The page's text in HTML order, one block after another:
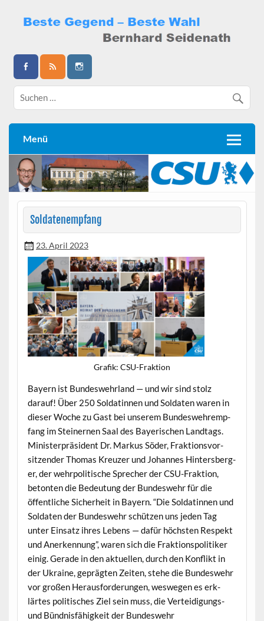
content
Bernhard Seidenath
Menü
Soldatenempfang
23. April 2023
Grafik: CSU-Frak­tion
Bay­ern ist Bun­deswehrland — und wir sind stolz
darauf! Über 250 Sol­datin­nen und Sol­dat­en waren in
dieser Woche zu Gast bei unserem Bun­deswehremp­
fang im Stein­er­nen Saal des Bay­erischen Land­tags.
Min­is­ter­präsi­dent Dr. Markus Söder, Frak­tionsvor­
sitzen­der Thomas Kreuzer und Johannes Hin­ters­berg­
er, der wehrpoli­tis­che Sprech­er der CSU-Frak­tion,
beton­ten die Bedeu­tung der Bun­deswehr für die
öffentliche Sicher­heit in Bay­ern. “Die Sol­datin­nen und
Sol­dat­en der Bun­deswehr schützen uns jeden Tag
unter Ein­satz ihres Lebens — dafür höch­sten Respekt
und Anerken­nung”, waren sich die Frak­tion­spoli­tik­er
einig. Ger­ade in den aktuellen, durch den Kon­flikt in
der Ukraine, geprägten Zeit­en, ste­he die Bun­deswehr
vor großen Her­aus­forderun­gen, weswe­gen es erk­
lärtes poli­tis­ches Ziel sein muss, die Vertei­di­gungs-
und Bünd­nis­fähigkeit der Bun­deswehr